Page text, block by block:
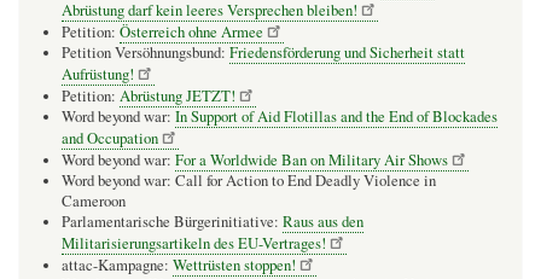
Abrüstung darf kein leeres Versprechen bleiben!
Petition: Österreich ohne Armee
Petition Versöhnungsbund: Friedensförderung und Sicherheit statt
Aufrüstung!
Petition: Abrüstung JETZT!
Word beyond war: In Support of Aid Flotillas and the End of Blockades
and Occupation
Word beyond war: For a Worldwide Ban on Military Air Shows
Word beyond war: Call for Action to End Deadly Violence in
Cameroon
Parlamentarische Bürgerinitiative: Raus aus den
Militarisierungsartikeln des EU-Vertrages!
attac-Kampagne: Wettrüsten stoppen!